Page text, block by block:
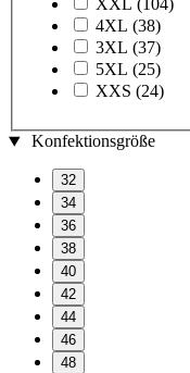
XXL (104)
4XL (38)
3XL (37)
5XL (25)
XXS (24)
Konfektionsgröße
32
34
36
38
40
42
44
46
48